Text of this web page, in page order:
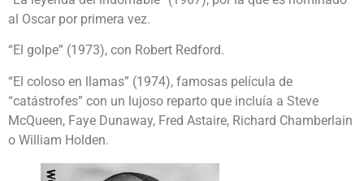
al Oscar por primera vez.
“El golpe” (1973), con Robert Redford.
“El coloso en llamas” (1974), famosas película de
“catástrofes” con un lujoso reparto que incluía a Steve
McQueen, Faye Dunaway, Fred Astaire, Richard Chamberlain
o William Holden.